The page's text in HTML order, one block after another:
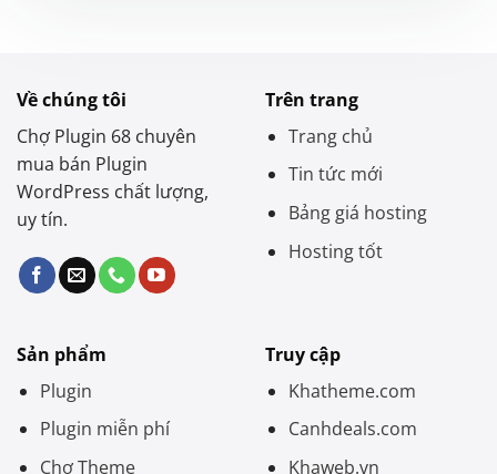
Về chúng tôi
Chợ Plugin 68 chuyên
mua bán Plugin
WordPress chất lượng,
uy tín.
Trên trang
Trang chủ
Tin tức mới
Bảng giá hosting
Hosting tốt
Sản phẩm
Plugin
Plugin miễn phí
Chợ Theme
Truy cập
Khatheme.com
Canhdeals.com
Khaweb.vn